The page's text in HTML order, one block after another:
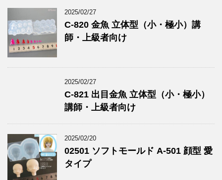
2025/02/27
C-820 金魚 立体型（小・極小）講
師・上級者向け
2025/02/27
C-821 出目金魚 立体型（小・極小）
講師・上級者向け
2025/02/20
02501 ソフトモールド A-501 顔型 愛
タイプ